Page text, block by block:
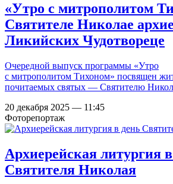
«Утро с митрополитом
Святителе Николае
Ликийских Чудотвореце
Очередной выпуск программы «Утро
с митрополитом Тихоном» посвящен
почитаемых святых — Святителю
20 декабря 2025 — 11:45
Фоторепортаж
Архиерейская литургия
Святителя Николая